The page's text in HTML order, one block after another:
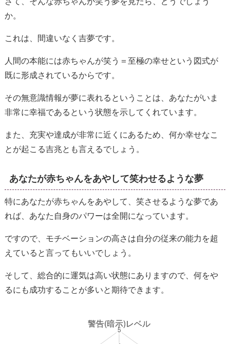
か。
これは、間違いなく吉夢です。
人間の本能には赤ちゃんが笑う＝至極の幸せという図式が
既に形成されているからです。
その無意識情報が夢に表れるということは、あなたがいま
非常に幸福であるという状態を示してくれています。
また、充実や達成が非常に近くにあるため、何か幸せなこ
とが起こる吉兆とも言えるでしょう。
あなたが赤ちゃんをあやして笑わせるような夢
特にあなたが赤ちゃんをあやして、笑させるような夢であ
れば、あなた自身のパワーは全開になっています。
ですので、モチベーションの高さは自分の従来の能力を超
えていると言ってもいいでしょう。
そして、総合的に運気は高い状態にありますので、何をや
るにも成功することが多いと期待できます。